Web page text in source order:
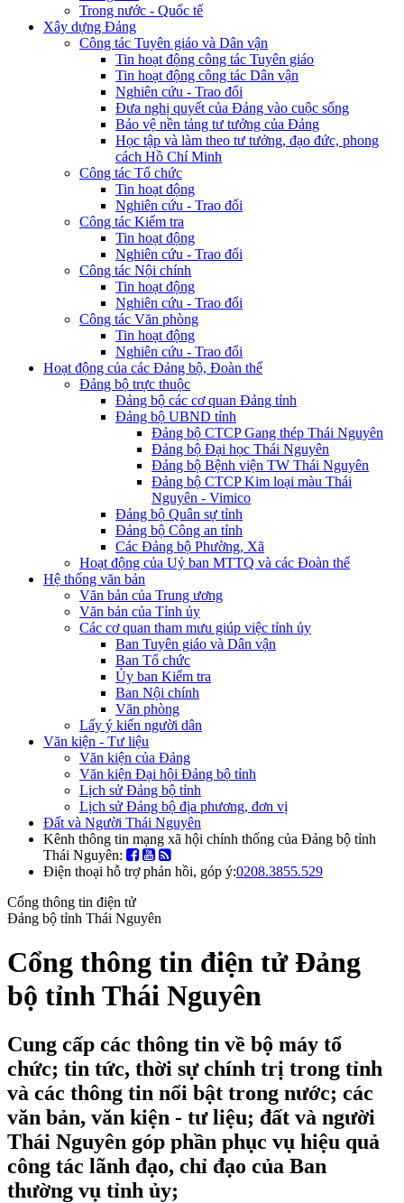
Trong nước - Quốc tế
Xây dựng Đảng
Công tác Tuyên giáo và Dân vận
Tin hoạt động công tác Tuyên giáo
Tin hoạt động công tác Dân vận
Nghiên cứu - Trao đổi
Đưa nghị quyết của Đảng vào cuộc sống
Bảo vệ nền tảng tư tưởng của Đảng
Học tập và làm theo tư tưởng, đạo đức, phong
cách Hồ Chí Minh
Công tác Tổ chức
Tin hoạt động
Nghiên cứu - Trao đổi
Công tác Kiểm tra
Tin hoạt động
Nghiên cứu - Trao đổi
Công tác Nội chính
Tin hoạt động
Nghiên cứu - Trao đổi
Công tác Văn phòng
Tin hoạt động
Nghiên cứu - Trao đổi
Hoạt động của các Đảng bộ, Đoàn thể
Đảng bộ trực thuộc
Đảng bộ các cơ quan Đảng tỉnh
Đảng bộ UBND tỉnh
Đảng bộ CTCP Gang thép Thái Nguyên
Đảng bộ Đại học Thái Nguyên
Đảng bộ Bệnh viện TW Thái Nguyên
Đảng bộ CTCP Kim loại màu Thái
Nguyên - Vimico
Đảng bộ Quân sự tỉnh
Đảng bộ Công an tỉnh
Các Đảng bộ Phường, Xã
Hoạt động của Uỷ ban MTTQ và các Đoàn thể
Hệ thống văn bản
Văn bản của Trung ương
Văn bản của Tỉnh ủy
Các cơ quan tham mưu giúp việc tỉnh ủy
Ban Tuyên giáo và Dân vận
Ban Tổ chức
Ủy ban Kiểm tra
Ban Nội chính
Văn phòng
Lấy ý kiến người dân
Văn kiện - Tư liệu
Văn kiện của Đảng
Văn kiện Đại hội Đảng bộ tỉnh
Lịch sử Đảng bộ tỉnh
Lịch sử Đảng bộ địa phương, đơn vị
Đất và Người Thái Nguyên
Kênh thông tin mạng xã hội chính thống của Đảng bộ tỉnh
Thái Nguyên:
Điện thoại hỗ trợ phản hồi, góp ý:0208.3855.529
Cổng thông tin điện tử
Đảng bộ tỉnh Thái Nguyên
Cổng thông tin điện tử Đảng
bộ tỉnh Thái Nguyên
Cung cấp các thông tin về bộ máy tổ
chức; tin tức, thời sự chính trị trong tỉnh
và các thông tin nổi bật trong nước; các
văn bản, văn kiện - tư liệu; đất và người
Thái Nguyên góp phần phục vụ hiệu quả
công tác lãnh đạo, chỉ đạo của Ban
thường vụ tỉnh ủy;